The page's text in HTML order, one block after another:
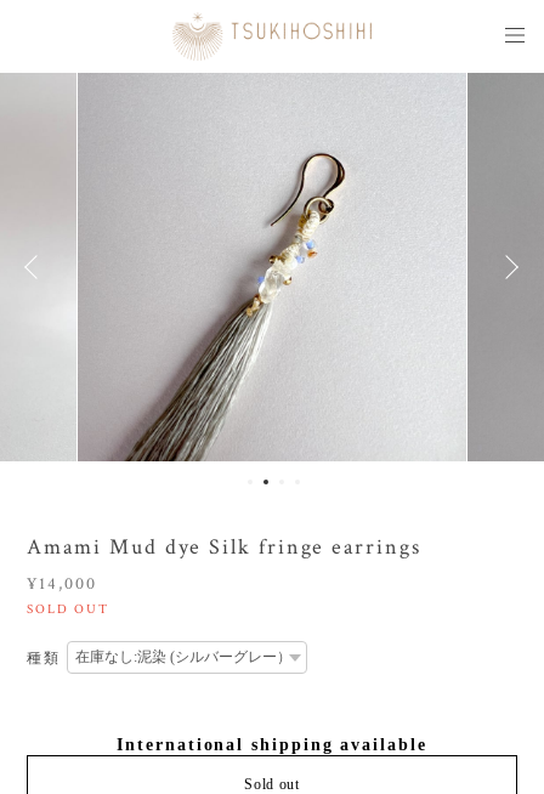
Amami Mud dye Silk fringe earrings
¥14,000
SOLD OUT
種類
International shipping available
Sold out